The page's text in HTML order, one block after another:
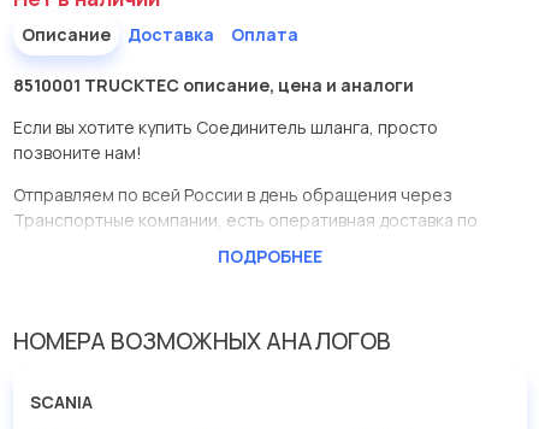
Описание Доставка Оплата
8510001 TRUCKTEC описание, цена и аналоги
Если вы хотите купить Соединитель шланга, просто
позвоните нам!
Отправляем по всей России в день обращения через
Транспортные компании, есть оперативная доставка по
У данной детали есть аналоги с номерами, убедитесь сами.
представлены в большом ассортименте.
ПОДРОБНЕЕ
НОМЕРА ВОЗМОЖНЫХ АНАЛОГОВ
SCANIA